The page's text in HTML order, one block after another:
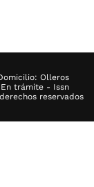
Olleros
En trámite - Issn
reservados